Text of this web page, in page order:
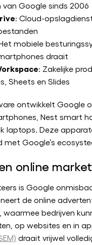
Google sinds 2006
: Cloud-
mobiele
draait
: Zakelijke
Sheets en Slides
ontwikkelt Google
Nest smart
laptops. Deze
met Google’s
online
is Google
de online
waarmee bedrijven
op websites en in
draait vrijwel